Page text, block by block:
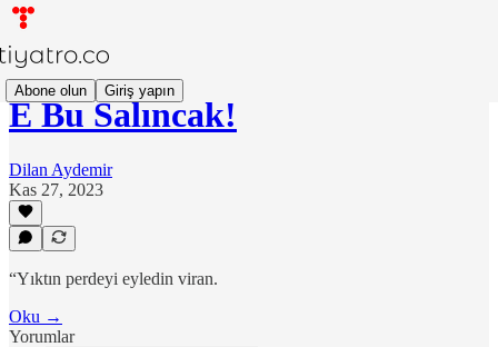
Abone olun Giriş yapın
E Bu Salıncak!
Dilan Aydemir
Kas 27, 2023
“Yıktın perdeyi eyledin viran.
Oku →
Yorumlar